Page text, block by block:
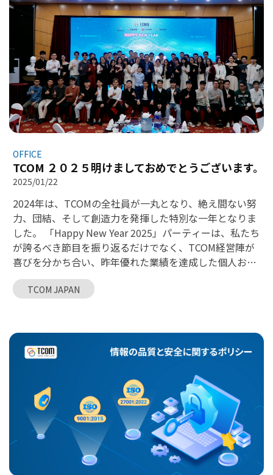
テクノロジー業界において、TCOMにおける女性の役割は
より一層強固に証明されています。当社の女性社員は、
まさにしなやかで力強い「鉄の薔薇（アイアン・ロー
ズ）」です。女性ならではの気品や繊細さを保ちなが
ら、鋭い思考力、高度な専門能力、そして絶え間ないイ
ノベーション精神を発揮しています。TCOMは、女性社員
の皆様が会社の持続的な発展にこれまでも、そしてこれ
からももたらし続ける多大な貢献と価値を、深く尊重
し、誇りに思っております。 この誇りと感謝の気持ちを
込めて、TCOMはささやかなギフトと心温まるメッセージ
カードを用意し、女性社員の一人ひとりに手渡しいたし
ました。物的な価値以上に、これらの贈り物には経営陣
をはじめ、男性社員からの思いやり、理解、そして温か
に、女性社員の皆様に喜びと輝く笑顔をお届けできれば
幸いです。 世界の重要な半分を占める女性の皆様を称え
るこの日に、TCOMはすべてのお母様、お祖母様、そし
てすべての女性の皆様へ、最高の祝福をお送りいたしま
す。皆様が常に自分らしく輝き、自信を持ってその魅力
を放ち、キャリアにおいて多くの成功を収め、そして人
生における充実した幸福を享受されることを心より祈念
OFFICE
TCOM ２０２５明けましておめでとうございます。
2025/01/22
2024年は、TCOMの全社員が一丸となり、絶え間ない努
力、団結、そして創造力を発揮した特別な一年となりま
した。 「Happy New Year 2025」パーティーは、私たち
が誇るべき節目を振り返るだけでなく、TCOM経営陣が
喜びを分かち合い、昨年優れた業績を達成した個人およ
びチームの貢献を称える機会でもあります。 私たちは多
くの重要な節目を迎えました。プロジェクトの成功、市
らの成功は、会社のすべての個人およびチームの貢献、
そして信頼できるパートナーの継続的な支援なしには成
り大きな期待と事前に練った戦略的な目標が待ち受けて
います。TCOMは責任感・創造性・協力の精神をもって、
新たな高みへと挑戦し続け、お客様や社会に卓越した価
値を提供していくことを確信しています。 新年を心から
迎え、さらなる飛躍に向けて前進していきましょう！ 皆
さまにとって、健康と幸せ、そして輝かしい成功に満ち
た一年となりますように。
TCOM JAPAN